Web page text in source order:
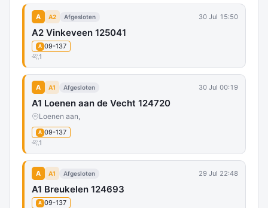
A A2 Afgesloten 30 Jul 15:50
A2 Vinkeveen 125041
A 09-137
1
A A1 Afgesloten 30 Jul 00:19
A1 Loenen aan de Vecht 124720
Loenen aan,
A 09-137
1
A A1 Afgesloten 29 Jul 22:48
A1 Breukelen 124693
A 09-137